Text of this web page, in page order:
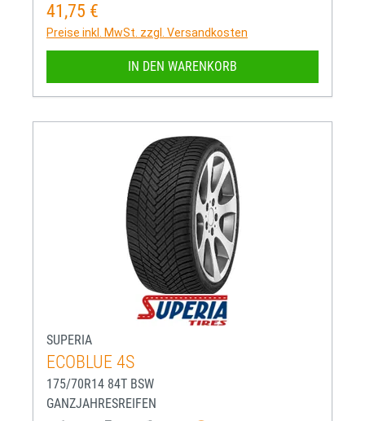
Regulärer Preis:
41,75 €
Preise inkl. MwSt. zzgl. Versandkosten
IN DEN WARENKORB
SUPERIA
ECOBLUE 4S
175/70R14 84T BSW
GANZJAHRESREIFEN